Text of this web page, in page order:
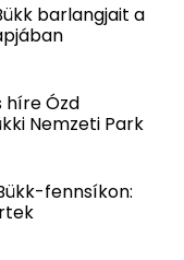
barlangjait a
híre Ózd
Nemzeti Park
fennsíkon: